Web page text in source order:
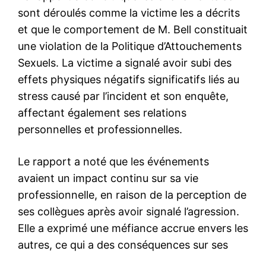
sont déroulés comme la victime les a décrits
et que le comportement de M. Bell constituait
une violation de la Politique d’Attouchements
Sexuels. La victime a signalé avoir subi des
effets physiques négatifs significatifs liés au
stress causé par l’incident et son enquête,
affectant également ses relations
personnelles et professionnelles.
Le rapport a noté que les événements
avaient un impact continu sur sa vie
professionnelle, en raison de la perception de
ses collègues après avoir signalé l’agression.
Elle a exprimé une méfiance accrue envers les
autres, ce qui a des conséquences sur ses